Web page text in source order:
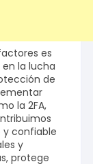
es
la lucha
de
la 2FA,
y confiable
y
protege